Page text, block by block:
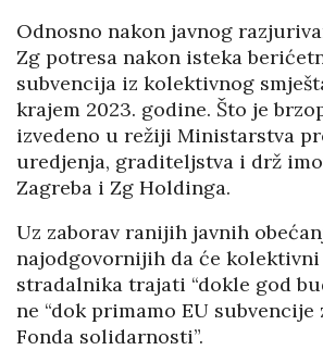
Odnosno nakon javnog
Zg potresa nakon isteka
subvencija iz kolektivnog
krajem 2023. godine. Što je
izvedeno u režiji Ministarstva
uredjenja, graditeljstva i drž
Zagreba i Zg Holdinga.
Uz zaborav ranijih javnih
najodgovornijih da će kolektivni
stradalnika trajati “dokle god
ne “dok primamo EU subvencije
Fonda solidarnosti”.